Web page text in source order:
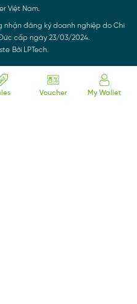
Việt Nam.
nhận đăng ký doanh nghiệp do Chi
cấp ngày 23/03/2024.
Bởi LPTech.
Voucher My Wallet